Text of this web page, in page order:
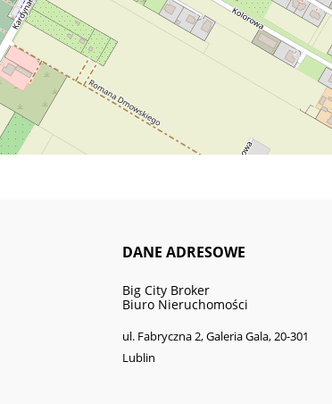
DANE ADRESOWE
Big City Broker
Biuro Nieruchomości
ul. Fabryczna 2, Galeria Gala, 20-301
Lublin